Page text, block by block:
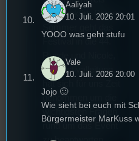
2022 gekürt. Diesen
Festival in die 44.
Runde und Nicole,
die Festivalleitung,
hat sich für uns Zeit
genommen um die
rund um das Event
Aaliyah
10. Juli. 2026 20:01
YOOO was geht stufu
Vale
10. Juli. 2026 20:00
Jojo 🙂
Wie sieht bei euch mit
Bürgermeister MarKuss